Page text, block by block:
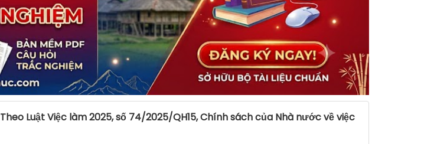
Theo Luật Việc làm 2025, số 74/2025/QH15, Chính sách của Nhà nước về việc